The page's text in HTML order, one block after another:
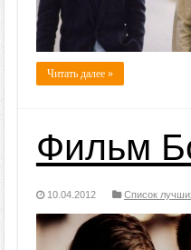
Читать далее »
Фильм
10.04.2012 Список